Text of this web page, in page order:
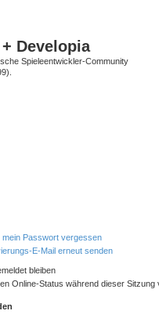
+ Developia
Spieleentwickler-Community
mein Passwort vergessen
E-Mail erneut senden
bleiben
Online-Status während dieser Sitzung